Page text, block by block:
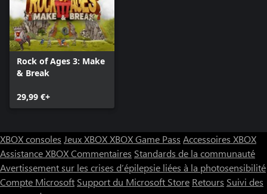
Rock of Ages 3: Make
& Break
29,99 €+
XBOX consoles Jeux XBOXXBOX Game Pass Accessoires XBOX
Assistance XBOXCommentaires Standards de la communauté
Avertissement sur les crises d’épilepsie liées à la photosensibilité
Compte Microsoft Support du Microsoft Store Retours Suivi des